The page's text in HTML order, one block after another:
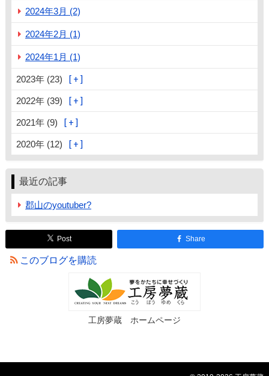
2024年3月 (2)
2024年2月 (1)
2024年1月 (1)
2023年 (23)
2022年 (39)
2021年 (9)
2020年 (12)
最近の記事
郡山のyoutuber?
Post Share
このブログを購読
工房夢蔵 ホームページ